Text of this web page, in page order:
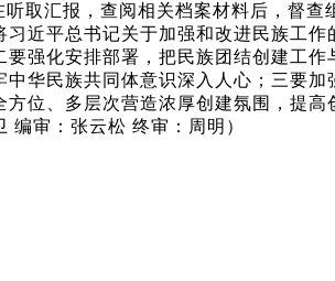
听取汇报，查阅相关档案材料后，督
习近平总书记关于加强和改进民族工
要强化安排部署，把民族团结创建工
中华民族共同体意识深入人心；三要
方位、多层次营造浓厚创建氛围，提
编审：张云松 终审：周明）